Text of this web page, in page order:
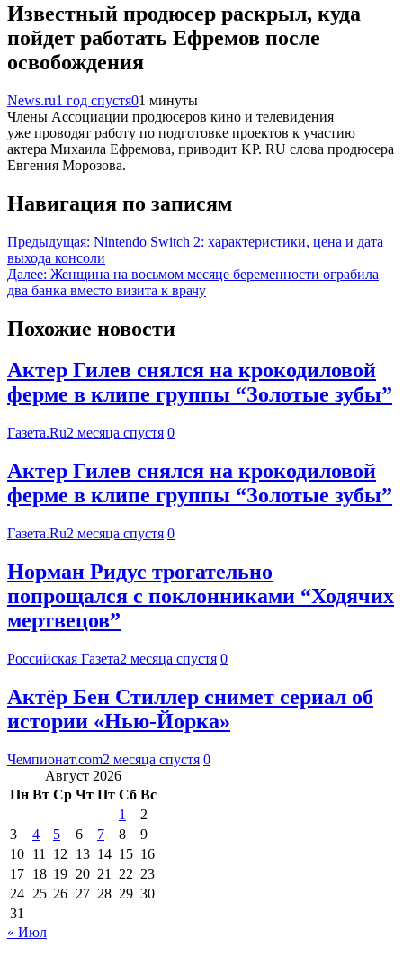
Известный продюсер раскрыл, куда
пойдет работать Ефремов после
освобождения
News.ru1 год спустя01 минуты
Члены Ассоциации продюсеров кино и телевидения
уже проводят работу по подготовке проектов к участию
актера Михаила Ефремова, приводит KP. RU слова продюсера
Евгения Морозова.
Навигация по записям
Предыдущая: Nintendo Switch 2: характеристики, цена и дата
выхода консоли
Далее: Женщина на восьмом месяце беременности ограбила
два банка вместо визита к врачу
Похожие новости
Актер Гилев снялся на крокодиловой
ферме в клипе группы “Золотые зубы”
Газета.Ru2 месяца спустя 0
Актер Гилев снялся на крокодиловой
ферме в клипе группы “Золотые зубы”
Газета.Ru2 месяца спустя 0
Норман Ридус трогательно
попрощался с поклонниками “Ходячих
мертвецов”
Российская Газета2 месяца спустя 0
Актёр Бен Стиллер снимет сериал об
истории «Нью-Йорка»
Чемпионат.com2 месяца спустя 0
Август 2026
Пн Вт Ср Чт Пт Сб Вс
1
2
3
4 5 6 7 8
9
10 11 12 13 14 15 16
17 18 19 20 21 22 23
24 25 26 27 28 29 30
31
« Июл